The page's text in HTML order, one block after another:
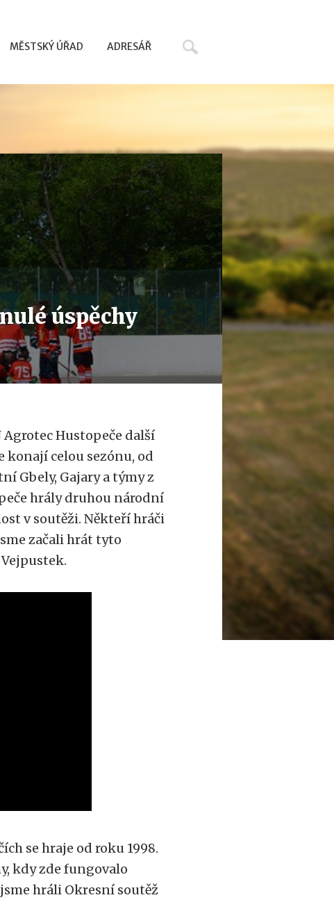
MĚSTSKÝ ÚŘAD ADRESÁŘ
úspěchy
Hustopeče další
celou sezónu, od
Gbely, Gajary a týmy z
hrály druhou národní
v soutěži. Někteří hráči
začali hrát tyto
se hraje od roku 1998.
kdy zde fungovalo
hráli Okresní soutěž